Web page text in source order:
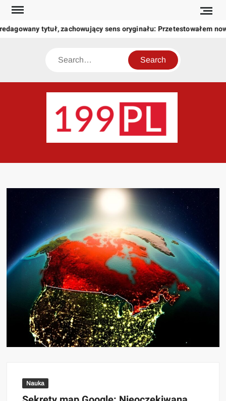
Skip
content
tytuł, zachowujący sens oryginału: Przetestowałem
Search
świat
Nauka